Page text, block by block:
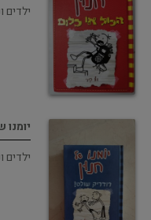
ילדים
יומנו
ילדים